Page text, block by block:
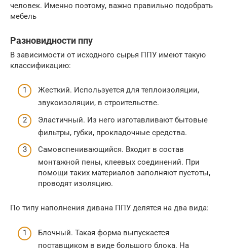
человек. Именно поэтому, важно правильно подобрать
мебель
Разновидности ппу
В зависимости от исходного сырья ППУ имеют такую
классификацию:
Жесткий. Используется для теплоизоляции,
звукоизоляции, в строительстве.
Эластичный. Из него изготавливают бытовые
фильтры, губки, прокладочные средства.
Самовспенивающийся. Входит в состав
монтажной пены, клеевых соединений. При
помощи таких материалов заполняют пустоты,
проводят изоляцию.
По типу наполнения дивана ППУ делятся на два вида:
Блочный. Такая форма выпускается
поставщиком в виде большого блока. На